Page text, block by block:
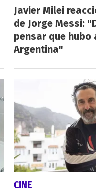
Javier Milei
de Jorge Messi:
pensar que hubo
Argentina"
CINE